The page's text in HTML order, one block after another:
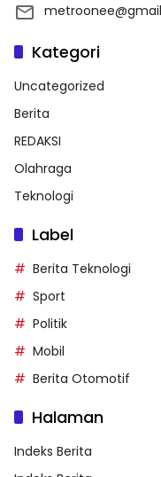
Kategori
Uncategorized
Berita
REDAKSI
Olahraga
Teknologi
Label
Berita Teknologi
Sport
Politik
Mobil
Berita Otomotif
Halaman
Indeks Berita